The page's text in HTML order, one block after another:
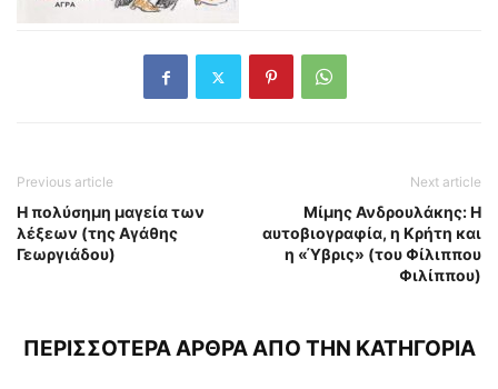
Previous article
Η πολύσημη μαγεία των
λέξεων (της Αγάθης
Γεωργιάδου)
Next article
Μίμης Ανδρουλάκης: Η
αυτοβιογραφία, η Κρήτη και
η «Ύβρις» (του Φίλιππου
Φιλίππου)
ΠΕΡΙΣΣΟΤΕΡΑ ΑΡΘΡΑ ΑΠΟ ΤΗΝ ΚΑΤΗΓΟΡΙΑ